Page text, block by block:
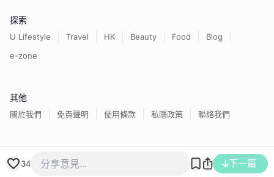
34 下一篇
探索
U Lifestyle Travel HK Beauty Food
Blog
e-zone
其他
關於我們 免責聲明 使用條款 私隱政策 聯絡我們
香港經濟日報版權所有©